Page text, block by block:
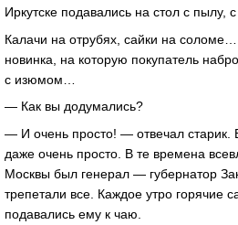
Иркутске подавались на стол с пылу, с
Калачи на отрубях, сайки на
новинка, на которую покупатель
с изюмом…
— Как вы додумались?
— И очень просто! — отвечал старик.
даже очень просто. В те времена
Москвы был генерал — губернатор
трепетали все. Каждое утро горячие
подавались ему к чаю.